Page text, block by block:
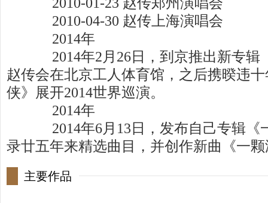
2010-04-30 赵传上海演唱会
2014年
2014年2月26日，到京推出新专辑
赵传会在北京工人体育馆，之后携暌违
侠》展开2014世界巡演。
2014年
2014年6月13日，发布自己专辑《
录廿五年来精选曲目，并创作新曲《一
主要作品